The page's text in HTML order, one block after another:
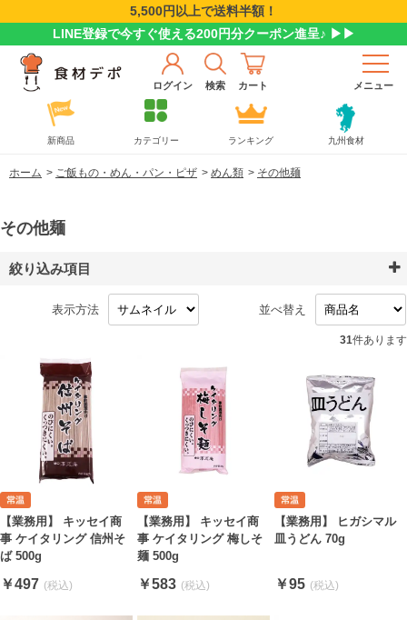
5,500円以上で送料半額！
LINE登録で今すぐ使える200円分クーポン進呈♪ ▶▶
ログイン 検索 カート メニュー
新商品 カテゴリー ランキング 九州食材
ホーム > ご飯もの・めん・パン・ピザ > めん類 > その他麺
その他麺
絞り込み項目
表示方法 並べ替え
31件あります
【業務用】 キッセイ商
事 ケイタリング 信州そ
ば 500g
￥497
【業務用】 キッセイ商
事 ケイタリング 梅しそ
麺 500g
￥583
【業務用】 ヒガシマル
皿うどん 70g
￥95